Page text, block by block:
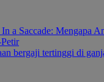
a Saccade: Mengapa
bergaji tertinggi di